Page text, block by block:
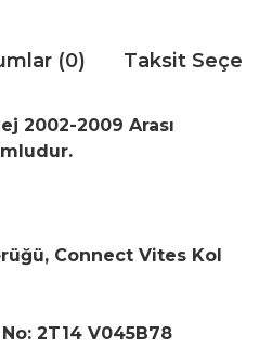
(0) Taksit
2002-2009 Arası
Connect Vites Kol
2T14 V045B78